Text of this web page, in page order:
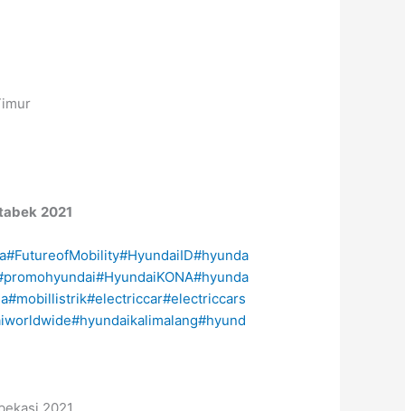
2021
#FutureofMobility#HyundaiID#hyunda
#HyundaiKONA#hyunda
#mobillistrik#electriccar#electriccars
#hyundaikalimalang#hyund